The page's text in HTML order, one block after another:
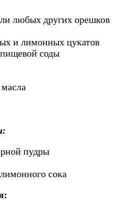
любых других орешков
и лимонных цукатов
соды
пудры
сока